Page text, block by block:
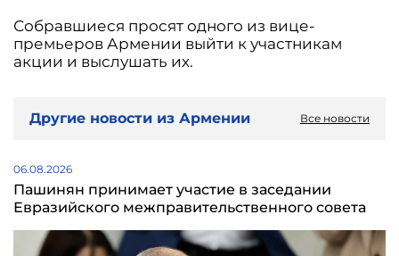
Собравшиеся просят одного из вице-
премьеров Армении выйти к участникам
акции и выслушать их.
Другие новости из Армении Все новости
06.08.2026
Пашинян принимает участие в заседании
Евразийского межправительственного совета